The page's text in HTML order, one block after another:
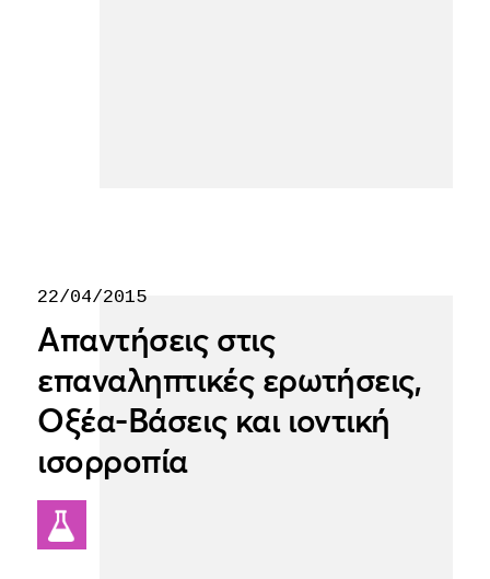
22/04/2015
Απαντήσεις στις
επαναληπτικές ερωτήσεις,
Οξέα-Βάσεις και ιοντική
ισορροπία